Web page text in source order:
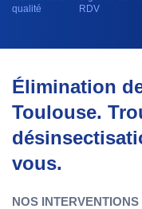
qualité
RDV
Élimination
Toulouse.
vous.
NOS